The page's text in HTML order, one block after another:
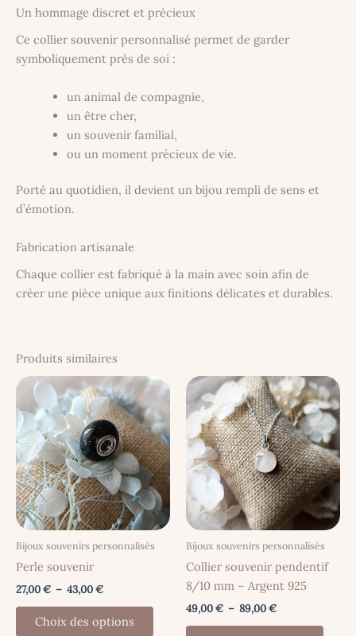
Un hommage discret et précieux
Ce collier souvenir personnalisé permet de garder
symboliquement près de soi :
un animal de compagnie,
un être cher,
un souvenir familial,
ou un moment précieux de vie.
Porté au quotidien, il devient un bijou rempli de sens et
d’émotion.
Fabrication artisanale
Chaque collier est fabriqué à la main avec soin afin de
créer une pièce unique aux finitions délicates et durables.
Produits similaires
Bijoux souvenirs personnalisés
Perle souvenir
27,00€ – 43,00€Plage
prix :
27,00 €
Choix des options
Ce
produit
Bijoux souvenirs personnalisés
Collier souvenir pendentif
8/10 mm – Argent 925
49,00€ – 89,00€Plage
Ce